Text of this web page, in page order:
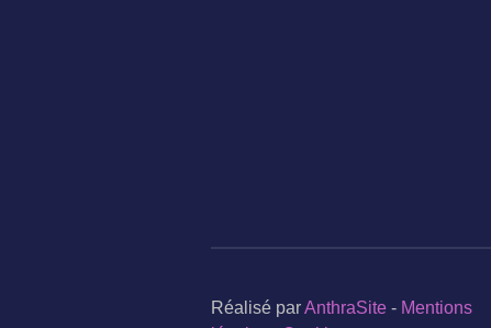
Réalisé parAnthraSite - Mentions